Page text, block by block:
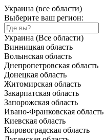
Украина (все области)
Выберите ваш регион:
Украина (Все области)
Винницкая область
Волынская область
Днепропетровская область
Донецкая область
Житомирская область
Закарпатская область
Запорожская область
Ивано-Франковская область
Киевская область
Кировоградская область